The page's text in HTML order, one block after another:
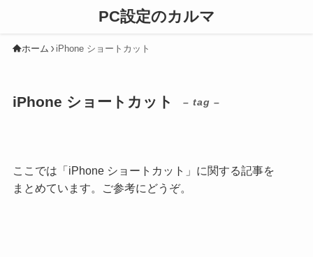
PC設定のカルマ
ホーム iPhone ショートカット
iPhone ショートカット – tag –
ここでは「iPhone ショートカット」に関する記事を
まとめています。ご参考にどうぞ。